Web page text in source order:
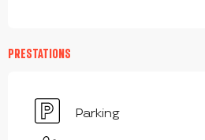
PRESTATIONS
Parking